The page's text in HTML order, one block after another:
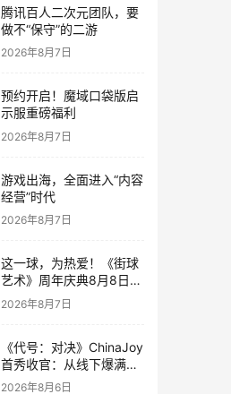
腾讯百人二次元团队，要
做不“保守”的二游
2026年8月7日
预约开启！魔域口袋版启
示服重磅福利
2026年8月7日
游戏出海，全面进入“内容
经营”时代
2026年8月7日
这一球，为热爱！《街球
艺术》周年庆典8月8日正
式上线，多重福利与全新
内容同步开启
2026年8月7日
《代号：对决》ChinaJoy
首秀收官：从线下爆满看
见玩家的真实期待
2026年8月6日